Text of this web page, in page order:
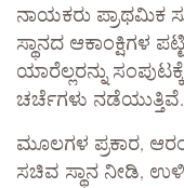
ನಾಯಕರು ಪ್ರಾಥಮಿಕ
ಸ್ಥಾನದ ಆಕಾಂಕ್ಷಿಗಳ
ಯಾರೆಲ್ಲರನ್ನು
ಚರ್ಚೆಗಳು ನಡೆಯುತ್ತಿವೆ.
​ಮೂಲಗಳ ಪ್ರಕಾರ,
ಸಚಿವ ಸ್ಥಾನ ನೀಡಿ,